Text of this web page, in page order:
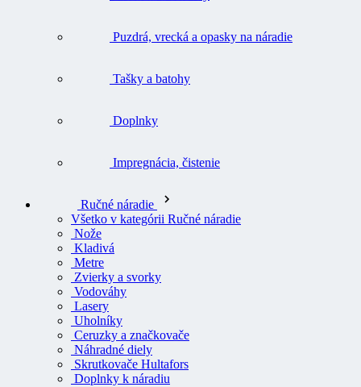
Puzdrá, vrecká a opasky na náradie
Tašky a batohy
Doplnky
Impregnácia, čistenie
Ručné náradie
Všetko v kategórii Ručné náradie
Nože
Kladivá
Metre
Zvierky a svorky
Vodováhy
Lasery
Uholníky
Ceruzky a značkovače
Náhradné diely
Skrutkovače Hultafors
Doplnky k náradiu